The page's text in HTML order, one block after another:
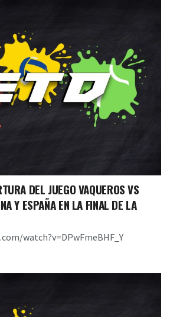
DEL JUEGO VAQUEROS VS
Y ESPAÑA EN LA FINAL DE LA
watch?v=DPwFmeBHF_Y